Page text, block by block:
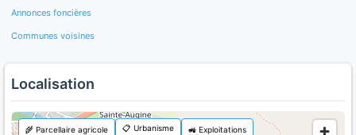
Annonces foncières
Communes voisines
Localisation
🌾 Parcellaire agricole 📋 Urbanisme 🚜 Exploitations